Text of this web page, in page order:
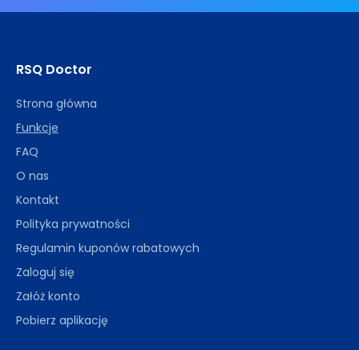
RSQ Doctor
Strona główna
Funkcje
FAQ
O nas
Kontakt
Polityka prywatności
Regulamin kuponów rabatowych
Zaloguj się
Załóż konto
Pobierz aplikację